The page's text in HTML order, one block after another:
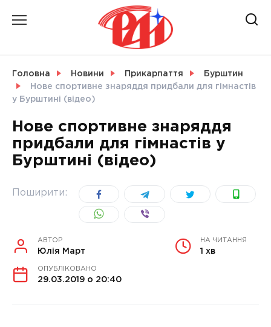
СВІТ
УКРАЇНА
Головна Новини Прикарпаття
Бурштин
Нове спортивне знаряддя придбали для гімнастів
у Бурштині (відео)
Нове спортивне знаряддя
придбали для гімнастів у
Бурштині (відео)
Поширити:
АВТОР
Юлія Март
НА ЧИТАННЯ
1 хв
ОПУБЛІКОВАНО
29.03.2019 о 20:40